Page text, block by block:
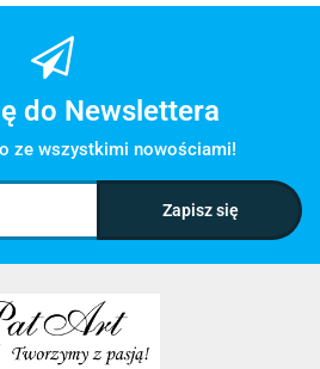
do Newslettera
ze wszystkimi nowościami!